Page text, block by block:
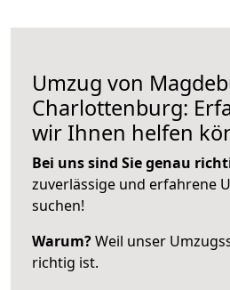
Umzug von
Charlottenburg:
wir Ihnen helfen
Bei uns sind Sie genau
zuverlässige und erfahrene
suchen!
Warum?Weil unser
richtig ist.